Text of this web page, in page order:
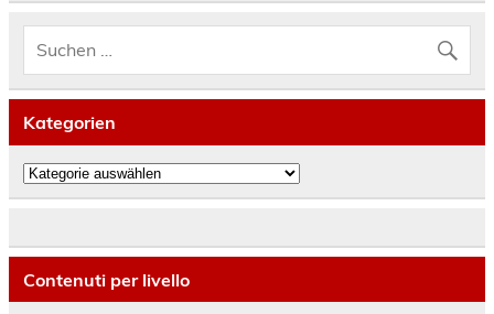
Kategorien
Kategorien
Contenuti per livello